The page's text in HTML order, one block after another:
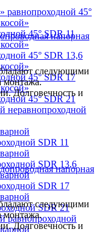
равнопроходной 45°
45° SDR 11
45° SDR 13,6
45° SDR 17
45° SDR 21
неравнопроходной
SDR 11
SDR 13,6
SDR 17
SDR 21
равнопроходной
напорная
следующими
монтажа.
Долговечность и
напорная
следующими
монтажа.
Долговечность и